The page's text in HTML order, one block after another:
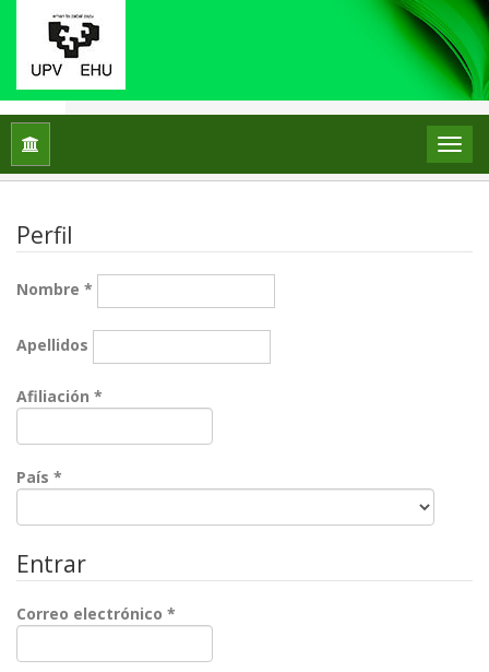
Inicio
Perfil
Nombre *
Apellidos
Afiliación *
País *
Entrar
Correo electrónico *